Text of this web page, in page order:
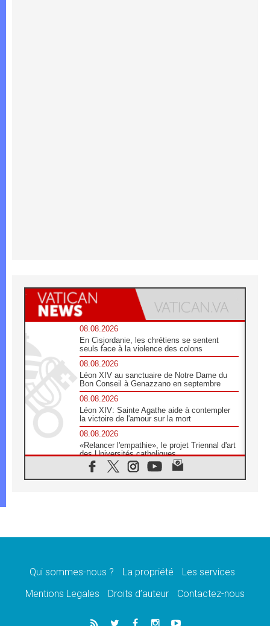
08.08.2026
En Cisjordanie, les chrétiens se sentent
seuls face à la violence des colons
08.08.2026
Léon XIV au sanctuaire de Notre Dame du
Bon Conseil à Genazzano en septembre
08.08.2026
Léon XIV: Sainte Agathe aide à contempler
la victoire de l'amour sur la mort
08.08.2026
«Relancer l'empathie», le projet Triennal d'art
des Universités catholiques
08.08.2026
Signis 2026, donner la parole aux religieuses
07.08.2026
07.08.2026
de l'Assomption et mémoire nationale
«La paix commence par l'empathie» estime
Qui sommes-nous ? La propriété
Les services
Mentions Legales
Droits d’auteur Contactez-nous